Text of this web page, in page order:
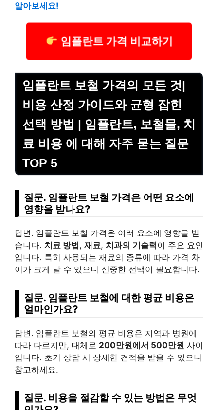
알아보세요!
임플란트 가격 비교하기
임플란트 보철 가격의 모든 것|
비용 산정 가이드와 균형 잡힌
선택 방법 | 임플란트, 보철물, 치
료 비용 에 대해 자주 묻는 질문
TOP 5
질문. 임플란트 보철 가격은 어떤 요소에
영향을 받나요?
답변. 임플란트 보철 가격은 여러 요소에 영향을 받
습니다. 치료 방법, 재료, 치과의 기술력이 주요 요인
입니다. 특히 사용되는 재료의 종류에 따라 가격 차
이가 크게 날 수 있으니 신중한 선택이 필요합니다.
질문. 임플란트 보철에 대한 평균 비용은
얼마인가요?
답변. 임플란트 보철의 평균 비용은 지역과 병원에
따라 다르지만, 대체로 200만원에서 500만원 사이
입니다. 초기 상담 시 상세한 견적을 받을 수 있으니
참고하세요.
질문. 비용을 절감할 수 있는 방법은 무엇